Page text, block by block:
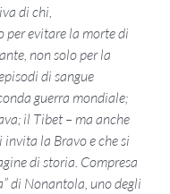
di chi,
per evitare la morte di
non solo per la
di sangue
guerra mondiale;
il Tibet – ma anche
la Bravo e che si
di storia. Compresa
di Nonantola, uno degli